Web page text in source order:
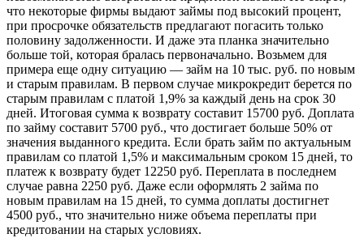
что некоторые фирмы выдают займы под высокий процент,
при просрочке обязательств предлагают погасить только
половину задолженности. И даже эта планка значительно
больше той, которая бралась первоначально. Возьмем для
примера еще одну ситуацию — займ на 10 тыс. руб. по новым
и старым правилам. В первом случае микрокредит берется по
старым правилам с платой 1,9% за каждый день на срок 30
дней. Итоговая сумма к возврату составит 15700 руб. Доплата
по займу составит 5700 руб., что достигает больше 50% от
значения выданного кредита. Если брать займ по актуальным
правилам со платой 1,5% и максимальным сроком 15 дней, то
платеж к возврату будет 12250 руб. Переплата в последнем
случае равна 2250 руб. Даже если оформлять 2 займа по
новым правилам на 15 дней, то сумма доплаты достигнет
4500 руб., что значительно ниже объема переплаты при
кредитовании на старых условиях.